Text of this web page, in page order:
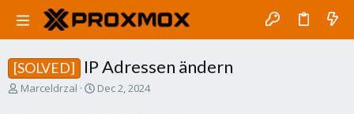
[SOLVED] IP Adressen ändern
T
Marceldrzal
S
Dec 2, 2024